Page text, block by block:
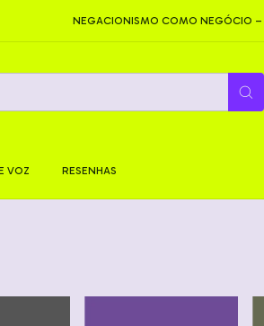
NEGACIONISMO COMO NEGÓCIO –
VOZ RESENHAS